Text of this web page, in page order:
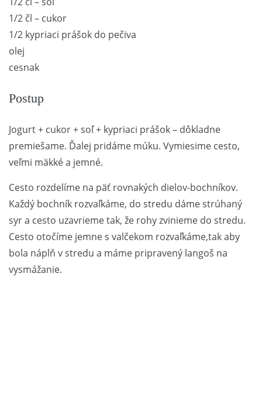
1/2 čl – cukor
1/2 kypriaci prášok do pečiva
olej
cesnak
Postup
Jogurt + cukor + soľ + kypriaci prášok – dôkladne
premiešame. Ďalej pridáme múku. Vymiesime cesto,
veľmi mäkké a jemné.
Cesto rozdelíme na päť rovnakých dielov-bochníkov.
Každý bochník rozvaľkáme, do stredu dáme strúhaný
syr a cesto uzavrieme tak, že rohy zvinieme do stredu.
Cesto otočíme jemne s valčekom rozvaľkáme,tak aby
bola náplň v stredu a máme pripravený langoš na
vysmážanie.